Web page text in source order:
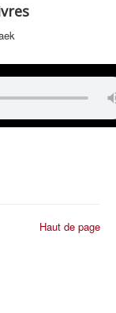
Haut de page